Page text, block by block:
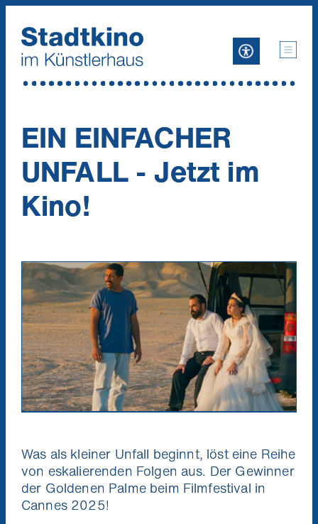
Inhalt
EIN EINFACHER
UNFALL - Jetzt im
Kino!
Was als kleiner Unfall beginnt, löst eine Reihe
von eskalierenden Folgen aus. Der Gewinner
der Goldenen Palme beim Filmfestival in
Cannes 2025!